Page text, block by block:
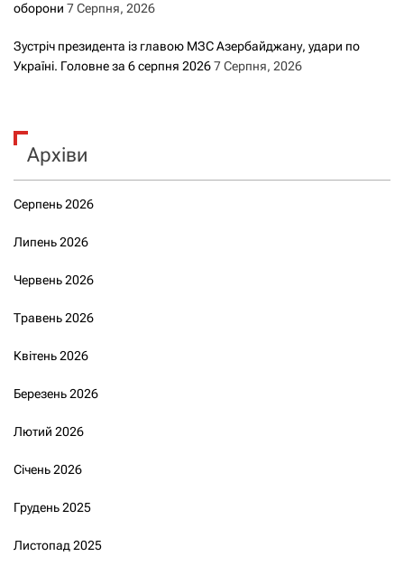
оборони 7 Серпня, 2026
Зустріч президента із главою МЗС Азербайджану, удари по
Україні. Головне за 6 серпня 20267 Серпня, 2026
Архіви
Серпень 2026
Липень 2026
Червень 2026
Травень 2026
Квітень 2026
Березень 2026
Лютий 2026
Січень 2026
Грудень 2025
Листопад 2025